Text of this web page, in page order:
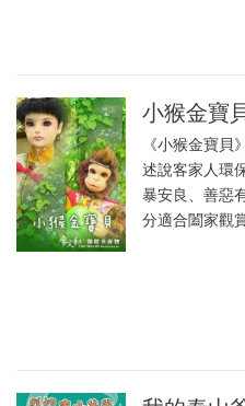
小猴金寶
《小猴金寶
述說客家人環
暴安良、善惡
分適合闔家觀